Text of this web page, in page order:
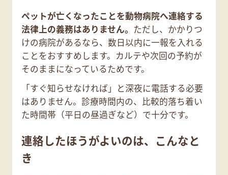
ペットが亡くなったことを動物病院へ連絡する
法律上の義務はありません。 ただし、かかりつ
けの病院があるなら、数日以内に一報を入れる
ことをおすすめします。カルテや次回の予約が
そのままになっているためです。
「すぐ知らせなければ」と深夜に電話する必要
はありません。診療時間内の、比較的落ち着い
た時間帯（平日の昼過ぎなど）で十分です。
連絡したほうがよいのは、こんなと
き